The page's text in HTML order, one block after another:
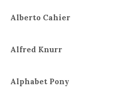
Alberto Cahier
Alfred Knurr
Alphabet Pony